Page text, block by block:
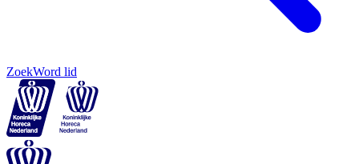
ZoekWord lid